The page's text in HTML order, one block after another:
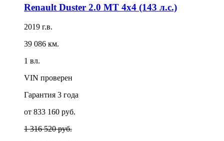
Renault Duster 2.0 MT 4x4 (143 л.с.)
2019 г.в.
39 086 км.
1 вл.
VIN проверен
Гарантия 3 года
от 833 160 руб.
1 316 520 руб.